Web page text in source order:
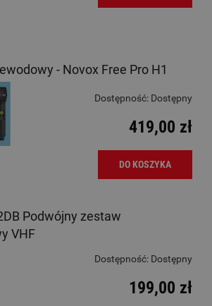
- Novox Free Pro H1
Dostępność: Dostępny
419,00 zł
DO KOSZYKA
Podwójny zestaw
VHF
Dostępność: Dostępny
199,00 zł